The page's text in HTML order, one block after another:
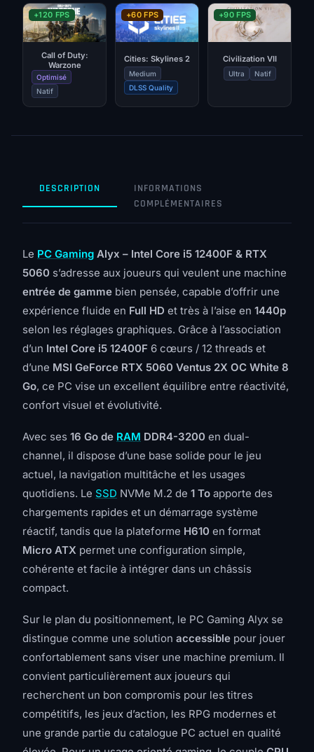
+120 FPS
Call of Duty:
Warzone
Optimisé
Natif
+60 FPS
Cities: Skylines 2
Medium
DLSS Quality
+90 FPS
Civilization VII
Ultra Natif
DESCRIPTION
INFORMATIONS
COMPLÉMENTAIRES
Le PC Gaming Alyx – Intel Core i5 12400F & RTX
5060 s’adresse aux joueurs qui veulent une machine
entrée de gamme bien pensée, capable d’offrir une
expérience fluide en Full HD et très à l’aise en 1440p
selon les réglages graphiques. Grâce à l’association
d’un Intel Core i5 12400F 6 cœurs / 12 threads et
d’une MSI GeForce RTX 5060 Ventus 2X OC White 8
Go, ce PC vise un excellent équilibre entre réactivité,
confort visuel et évolutivité.
Avec ses 16 Go de RAM DDR4-3200 en dual-
channel, il dispose d’une base solide pour le jeu
actuel, la navigation multitâche et les usages
quotidiens. Le SSD NVMe M.2 de 1 To apporte des
chargements rapides et un démarrage système
réactif, tandis que la plateforme H610 en format
Micro ATX permet une configuration simple,
cohérente et facile à intégrer dans un châssis
compact.
Sur le plan du positionnement, le PC Gaming Alyx se
distingue comme une solution accessible pour jouer
confortablement sans viser une machine premium. Il
convient particulièrement aux joueurs qui
recherchent un bon compromis pour les titres
compétitifs, les jeux d’action, les RPG modernes et
une grande partie du catalogue PC actuel en qualité